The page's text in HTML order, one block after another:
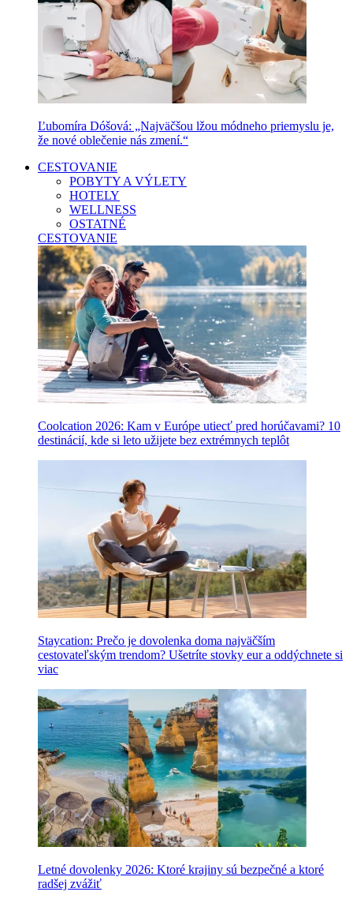
Ľubomíra Dóšová: „Najväčšou lžou módneho priemyslu je,
že nové oblečenie nás zmení.“
CESTOVANIE
POBYTY A VÝLETY
HOTELY
WELLNESS
OSTATNÉ
CESTOVANIE
Coolcation 2026: Kam v Európe utiecť pred horúčavami? 10
destinácií, kde si leto užijete bez extrémnych teplôt
Staycation: Prečo je dovolenka doma najväčším
cestovateľským trendom? Ušetríte stovky eur a oddýchnete si
viac
Letné dovolenky 2026: Ktoré krajiny sú bezpečné a ktoré
radšej zvážiť